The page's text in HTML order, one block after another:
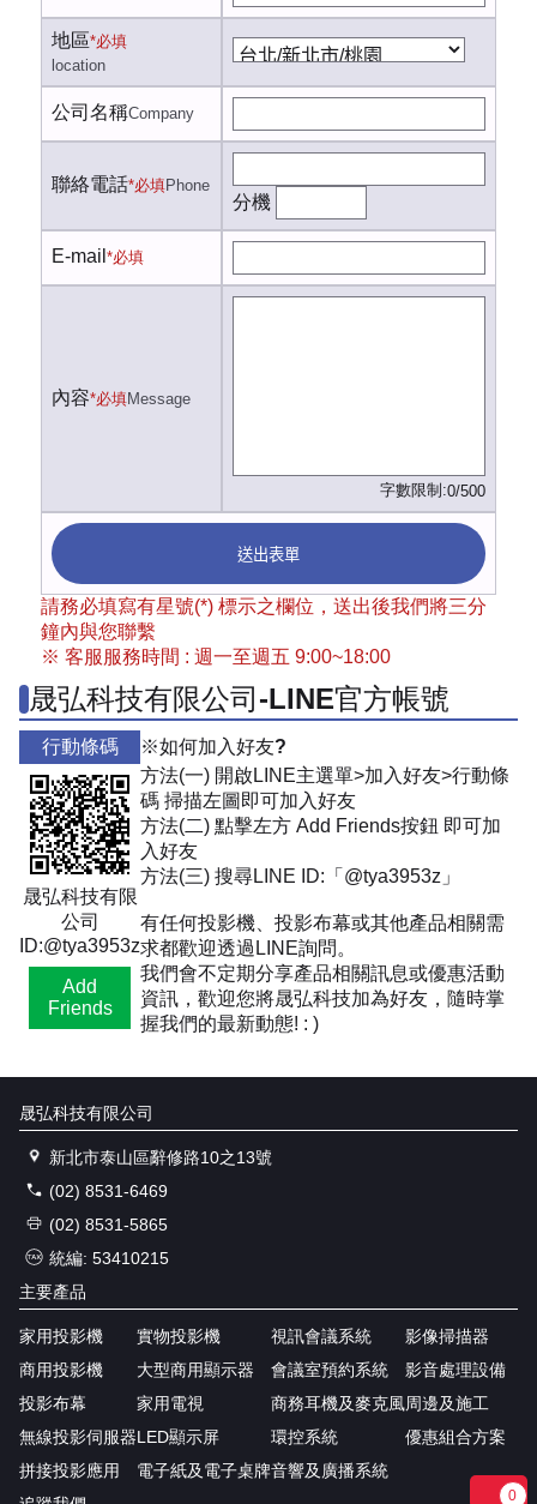
地區*必填
location
公司名稱Company
聯絡電話*必填Phone
分機
E-mail *必填
內容*必填Message
字數限制:0/500
送出表單
請務必填寫有星號(*) 標示之欄位，送出後我們將三分
鐘內與您聯繫
※ 客服服務時間 : 週一至週五 9:00~18:00
晟弘科技有限公司-LINE官方帳號
行動條碼
晟弘科技有限
公司
ID:@tya3953z
Add
Friends
※如何加入好友?
方法(一) 開啟LINE主選單>加入好友>行動條
碼 掃描左圖即可加入好友
方法(二) 點擊左方 Add Friends按鈕 即可加
入好友
方法(三) 搜尋LINE ID:「@tya3953z」
有任何投影機、投影布幕或其他產品相關需
求都歡迎透過LINE詢問。
我們會不定期分享產品相關訊息或優惠活動
資訊，歡迎您將晟弘科技加為好友，隨時掌
握我們的最新動態! : )
晟弘科技有限公司
新北市泰山區辭修路10之13號
(02) 8531-6469
(02) 8531-5865
統編: 53410215
主要產品
家用投影機
商用投影機
投影布幕
無線投影伺服器
拼接投影應用
實物投影機
大型商用顯示器
家用電視
LED顯示屏
電子紙及電子桌牌
視訊會議系統
會議室預約系統
商務耳機及麥克風
環控系統
音響及廣播系統
影像掃描器
影音處理設備
周邊及施工
優惠組合方案
0